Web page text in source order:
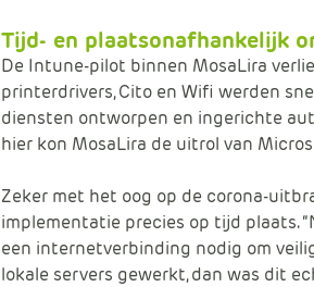
Tijd- en plaatsonafhankelijk
De Intune-pilot binnen MosaLira
printerdrivers, Cito en Wifi werden
diensten ontworpen en ingerichte
hier kon MosaLira de uitrol van
Zeker met het oog op de corona-
implementatie precies op tijd plaats.
een internetverbinding nodig om
lokale servers gewerkt, dan was dit